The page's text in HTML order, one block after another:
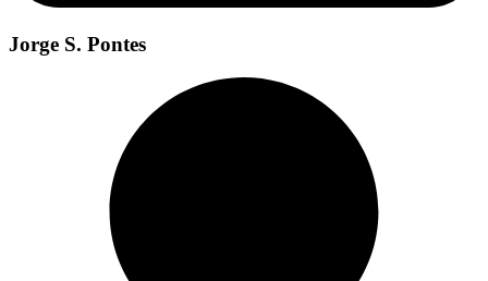
Jorge S. Pontes